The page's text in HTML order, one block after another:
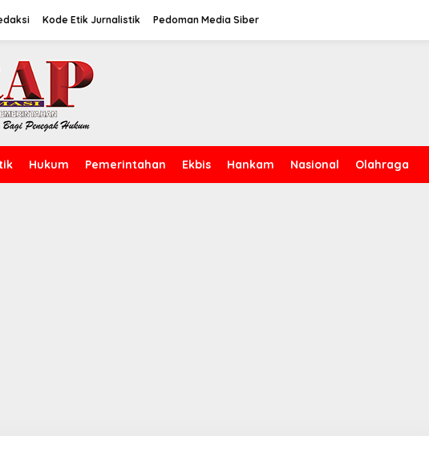
Kode Etik Jurnalistik Pedoman Media Siber
Hukum Pemerintahan Ekbis Hankam Nasional Olahraga